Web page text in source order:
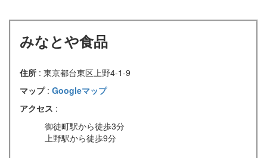
みなとや食品
住所 : 東京都台東区上野4-1-9
マップ : Googleマップ
アクセス :
御徒町駅から徒歩3分
上野駅から徒歩9分